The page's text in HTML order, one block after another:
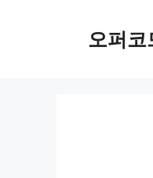
오퍼코